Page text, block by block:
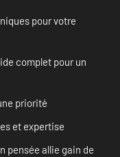
pour votre
complet pour un
priorité
et expertise
pensée allie gain de